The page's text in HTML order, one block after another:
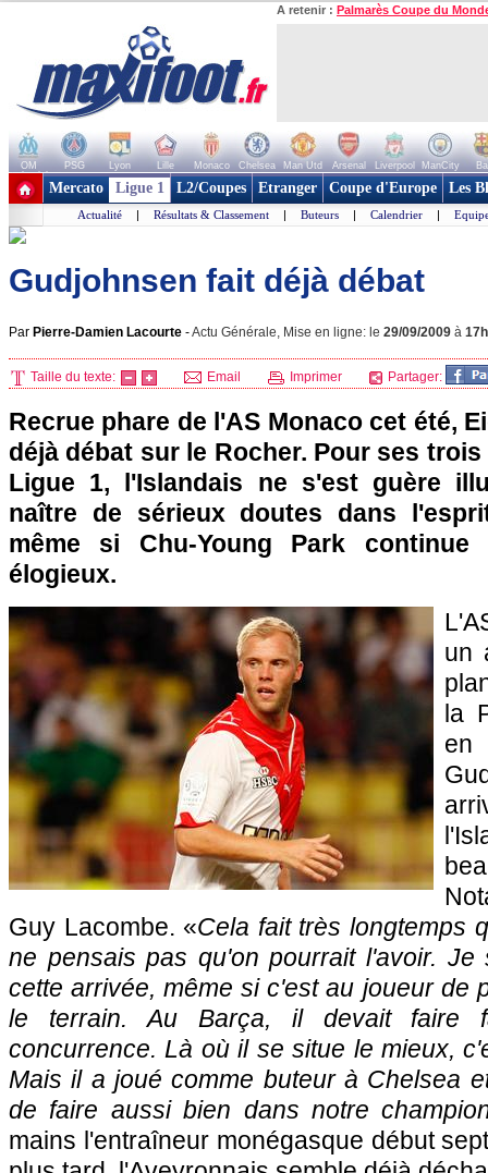
A retenir : Palmarès Coupe du
OM PSG Lyon Lille Monaco Chelsea Man Utd Arsenal Liverpool ManCity
+ de clubs
Mercato Ligue 1 L2/Coupes Etranger Coupe d'Europe Les
Actualité | Résultats & Classement | Buteurs | Calendrier |
Gudjohnsen fait déjà débat
Par Pierre-Damien Lacourte -Actu Générale, Mise en ligne: le 29/09/2009 à
Taille du texte: Email Imprimer Partager:
Recrue phare de l'AS Monacocet été,
déjà débat sur le Rocher. Pour ses
Ligue 1, l'Islandais ne s'est guère
naître de sérieux doutes dans
même si Chu-Young Park
élogieux.
un
la
en
Guy Lacombe. «Cela fait très longtemps
ne pensais pas qu'on pourrait l'avoir.
cette arrivée, même si c'est au joueur de
le terrain. Au Barça, il devait faire
concurrence. Là où il se situe le mieux,
Mais il a joué comme buteur à Chelsea
de faire aussi bien dans notre
mains l'entraîneur monégasque début